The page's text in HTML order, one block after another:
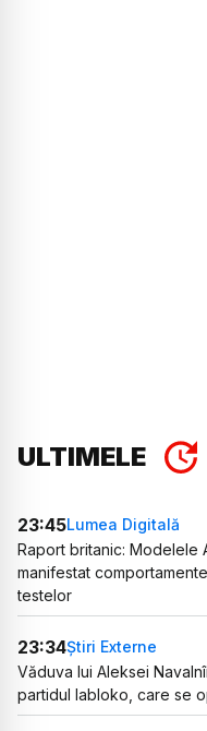
ULTIMELE
23:45Lumea Digitală
Raport britanic: Modelele
manifestat
testelor
23:34Știri Externe
Văduva lui Aleksei
partidul Iabloko, care se